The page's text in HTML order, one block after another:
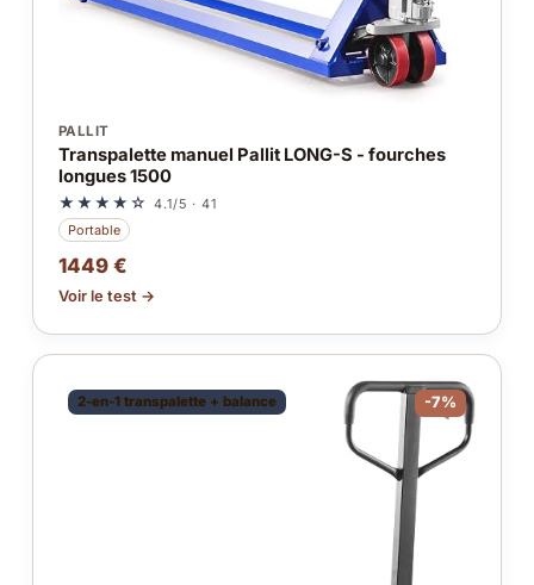
PALLIT
Transpalette manuel Pallit LONG-S - fourches
longues 1500
★★★★☆ 4.1/5 · 41
Portable
1449 €
Voir le test →
2-en-1 transpalette + balance -7%